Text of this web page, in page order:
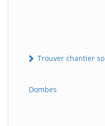
Trouver chantier
Dombes